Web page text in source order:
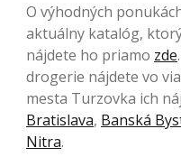
O výhodných
aktuálny katalóg,
nájdete ho priamo zde
drogerie nájdete vo
mesta Turzovka ich
Bratislava, Banská
Nitra.